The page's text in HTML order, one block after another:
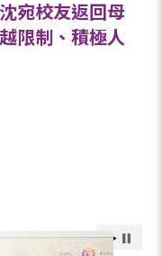
宛校友返回母
限制、積極人